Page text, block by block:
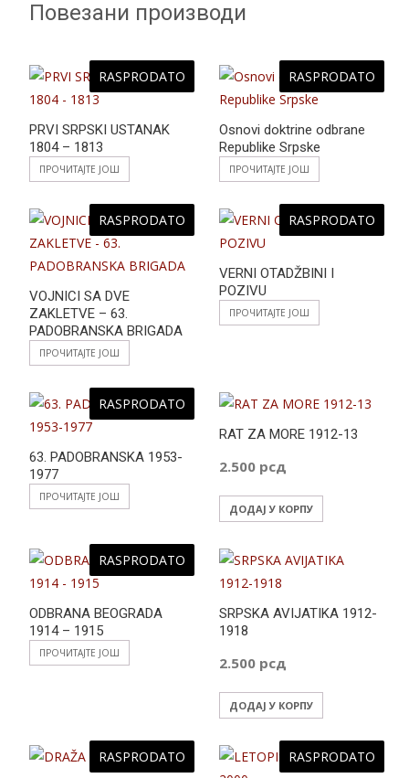
Повезани производи
RASPRODATO
PRVI SRPSKI USTANAK
1804 – 1813
ПРОЧИТАЈТЕ ЈОШ
RASPRODATO
Osnovi doktrine odbrane
Republike Srpske
ПРОЧИТАЈТЕ ЈОШ
RASPRODATO
VOJNICI SA DVE
ZAKLETVE – 63.
PADOBRANSKA BRIGADA
ПРОЧИТАЈТЕ ЈОШ
RASPRODATO
VERNI OTADŽBINI I
POZIVU
ПРОЧИТАЈТЕ ЈОШ
RASPRODATO
63. PADOBRANSKA 1953-
1977
ПРОЧИТАЈТЕ ЈОШ
RAT ZA MORE 1912-13
2.500 рсд
ДОДАЈ У КОРПУ
RASPRODATO
ODBRANA BEOGRADA
1914 – 1915
ПРОЧИТАЈТЕ ЈОШ
SRPSKA AVIJATIKA 1912-
1918
2.500 рсд
ДОДАЈ У КОРПУ
RASPRODATO RASPRODATO